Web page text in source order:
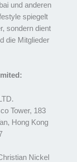
und anderen
spiegelt
sondern dient
die Mitglieder
Tower, 183
Hong Kong
Nickel